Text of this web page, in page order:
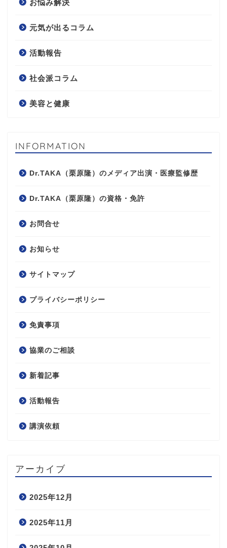
お悩み解決
元気が出るコラム
活動報告
社会派コラム
美容と健康
INFORMATION
Dr.TAKA（栗原隆）のメディア出演・医療監修歴
Dr.TAKA（栗原隆）の資格・免許
お問合せ
お知らせ
サイトマップ
プライバシーポリシー
免責事項
協業のご相談
新着記事
活動報告
講演依頼
アーカイブ
2025年12月
2025年11月